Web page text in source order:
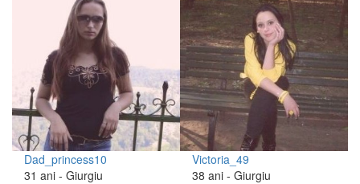
Dad_princess10
31 ani - Giurgiu
Victoria_49
38 ani - Giurgiu